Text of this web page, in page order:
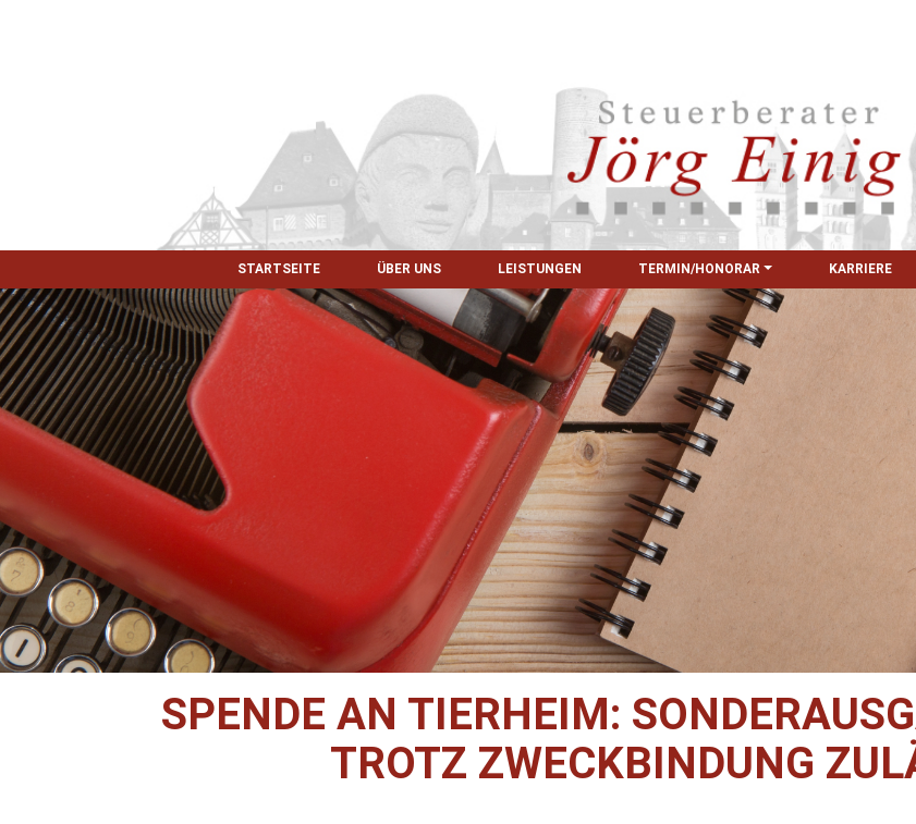
STARTSEITE ÜBER UNS LEISTUNGEN TERMIN/HONORAR KARRIERE
SPENDE AN TIERHEIM:
TROTZ ZWECKBINDUNG